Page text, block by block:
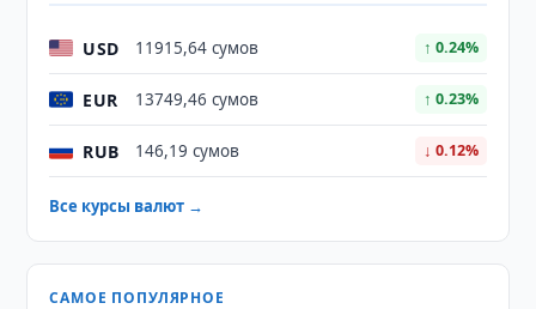
USD 11915,64 сумов ↑ 0.24%
EUR 13749,46 сумов ↑ 0.23%
RUB 146,19 сумов ↓ 0.12%
Все курсы валют →
САМОЕ ПОПУЛЯРНОЕ